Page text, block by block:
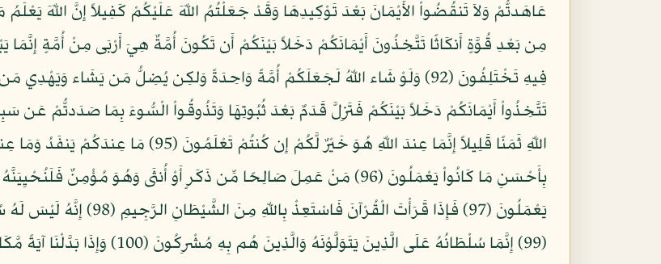
مِن بَعْدِ قُوَّةٍ أَنكَاثًا تَتَّخِذُونَ أَيْمَانَكُمْ دَخَلاً بَيْنَكُمْ أَن تَكُونَ أُمَّةٌ هِيَ أَرْبَى مِنْ أُمَّةٍ إِنَّمَا
اللّهِ ثَمَنًا قَلِيلاً إِنَّمَا عِندَ اللّهِ هُوَ خَيْرٌ لَّكُمْ
بِأَحْسَنِ مَا كَانُواْ يَعْمَلُونَ (96) مَنْ عَمِلَ صَالِحًا مِّن ذَكَرٍ أَوْ أُنثَى وَهُوَ
يَعْمَلُونَ (97) فَإِذَا قَرَأْتَ
(99) إِنَّمَا سُلْطَانُهُ عَلَى الَّذِينَ